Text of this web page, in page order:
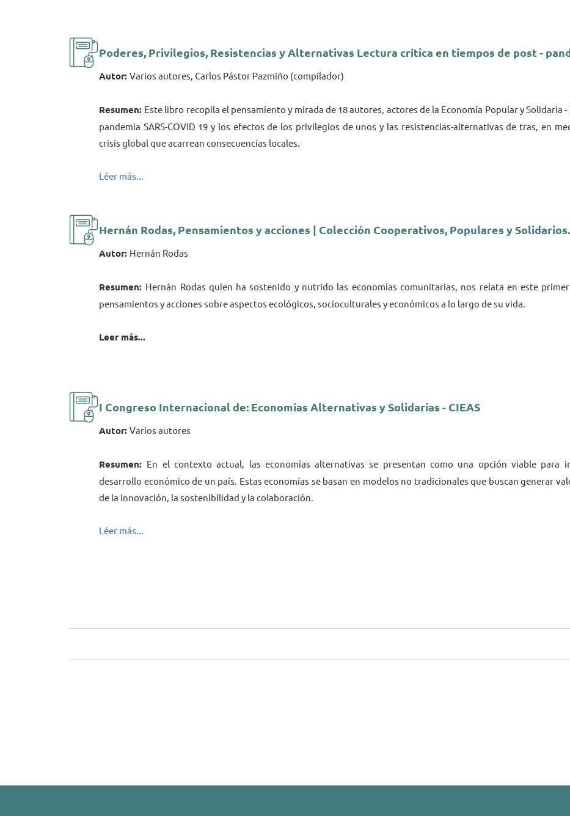
Poderes, Privilegios, Resistencias y Alternativas Lectura crítica en tiempos de post -
Autor: Varios autores, Carlos Pástor Pazmiño (compilador)
Resumen: Este libro recopila el pensamiento y mirada de 18 autores, actores de la Economía Popular y Solidaria -
pandemia SARS-COVID 19 y los efectos de los privilegios de unos y las resistencias-alternativas de tras, en
crisis global que acarrean consecuencias locales.
Léer más...
Hernán Rodas, Pensamientos y acciones | Colección Cooperativos, Populares y
Autor: Hernán Rodas
Resumen: Hernán Rodas quien ha sostenido y nutrido las economías comunitarias, nos relata en este
pensamientos y acciones sobre aspectos ecológicos, socioculturales y económicos a lo largo de su vida.
Leer más...
I Congreso Internacional de: Economías Alternativas y Solidarias - CIEAS
Autor: Varios autores
Resumen: En el contexto actual, las economías alternativas se presentan como una opción viable para
desarrollo económico de un país. Estas economías se basan en modelos no tradicionales que buscan generar
de la innovación, la sostenibilidad y la colaboración.
Léer más...